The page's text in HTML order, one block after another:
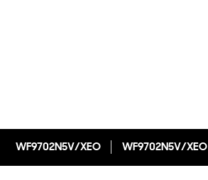
WF9702N5V/XEO WF9702N5V/XEO